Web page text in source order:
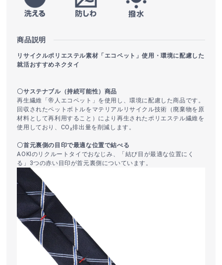
商品説明
リサイクルポリエステル素材「エコペット」使用・環境に配慮した
就活おすすめネクタイ
〇サステナブル（持続可能性）商品
再生繊維「帝人エコペット」を使用し、環境に配慮した商品です。
回収されたペットボトルをマテリアルリサイクル技術（廃棄物を原
材料として再利用すること）により再生されたポリエステル繊維を
使用しており、CO₂排出量を削減します。
〇首元裏側の目印で最適な位置で結べる
AOKIのリクルートタイでおなじみ、「結び目が最適な位置にく
る」3つの赤い目印が首元裏側についています。